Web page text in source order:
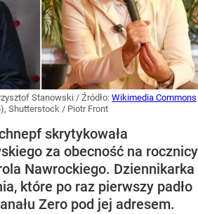
Stanowski / Źródło: Wikimedia Commons
Shutterstock / Piotr Front
skrytykowała
za obecność na rocznicy
Nawrockiego. Dziennikarka
które po raz pierwszy padło
Zero pod jej adresem.